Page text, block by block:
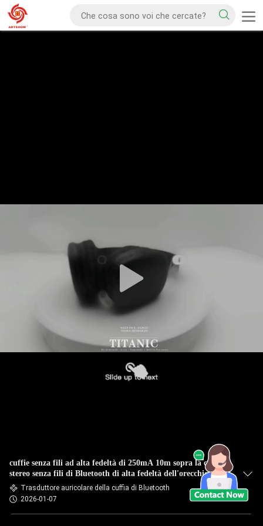
cuffie senza fili ad alta fedeltà di 250mA 10m sopra la cuffia
stereo senza fili di Bluetooth di alta fedeltà dell'orecchio
pieghevole
Trasduttore auricolare della cuffia di Bluetooth
2026-01-07